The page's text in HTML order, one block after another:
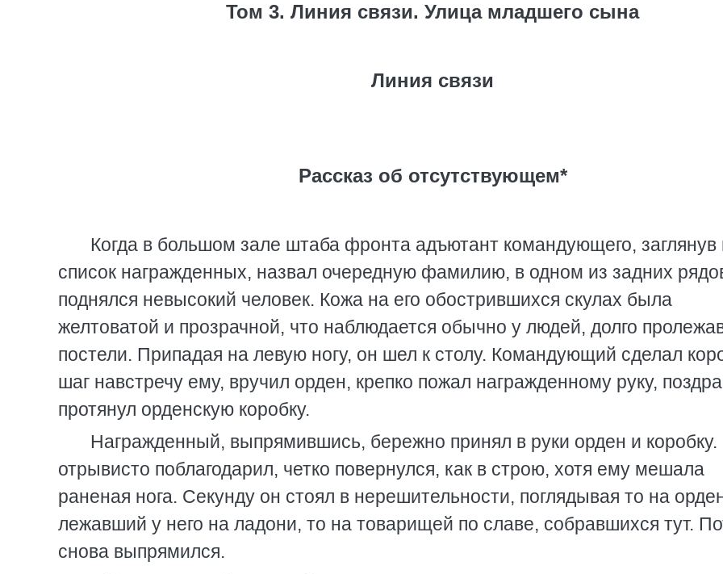
Том 3. Линия связи. Улица младшего сына
Линия связи
Рассказ об отсутствующем*
Когда в большом зале штаба фронта адъютант командующего, заглянув
список награжденных, назвал очередную фамилию, в одном из задних
поднялся невысокий человек. Кожа на его обострившихся скулах была
желтоватой и прозрачной, что наблюдается обычно у людей, долго
постели. Припадая на левую ногу, он шел к столу. Командующий сделал
шаг навстречу ему, вручил орден, крепко пожал награжденному руку,
протянул орденскую коробку.
Награжденный, выпрямившись, бережно принял в руки орден и
отрывисто поблагодарил, четко повернулся, как в строю, хотя ему мешала
раненая нога. Секунду он стоял в нерешительности, поглядывая то на
лежавший у него на ладони, то на товарищей по славе, собравшихся тут.
снова выпрямился.